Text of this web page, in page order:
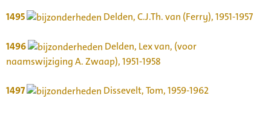
1495 Delden, C.J.Th. van (Ferry), 1951-1957
1496
Delden, Lex van, (voor
naamswijziging A. Zwaap), 1951-1958
1497 Dissevelt, Tom, 1959-1962